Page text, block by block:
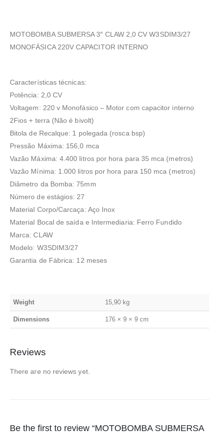
MOTOBOMBA SUBMERSA 3″ CLAW 2,0 CV W3SDIM3/27
MONOFÁSICA 220V CAPACITOR INTERNO
Características técnicas:
Potência: 2,0 CV
Voltagem: 220 v Monofásico – Motor com capacitor interno
2Fios + terra (Não é bivolt)
Bitola de Recalque: 1 polegada (rosca bsp)
Pressão Máxima: 156,0 mca
Vazão Máxima: 4.400 litros por hora para 35 mca (metros)
Vazão Mínima: 1.000 litros por hora para 150 mca (metros)
Diâmetro da Bomba: 75mm
Número de estágios: 27
Material Corpo/Carcaça: Aço Inox
Material Bocal de saída e Intermediaria: Ferro Fundido
Marca: CLAW
Modelo: W3SDIM3/27
Garantia de Fábrica: 12 meses
Weight 15,90 kg
Dimensions 176 × 9 × 9 cm
Reviews
There are no reviews yet.
Be the first to review “MOTOBOMBA SUBMERSA